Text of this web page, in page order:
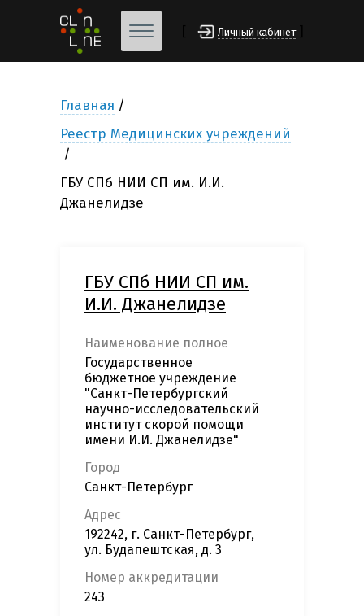
Личный кабинет
Главная
Реестр Медицинских учреждений
ГБУ СПб НИИ СП им. И.И.
Джанелидзе
ГБУ СПб НИИ СП им.
И.И. Джанелидзе
Наименование полное
Государственное
бюджетное учреждение
"Санкт-Петербургский
научно-исследовательский
институт скорой помощи
имени И.И. Джанелидзе"
Город
Санкт-Петербург
Адрес
192242, г. Санкт-Петербург,
ул. Будапештская, д. 3
Номер аккредитации
243